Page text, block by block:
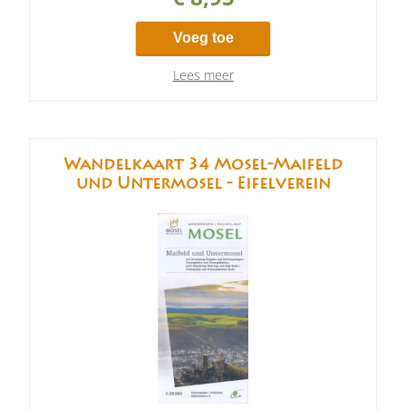
Voeg toe
Lees meer
Wandelkaart 34 Mosel-Maifeld
und Untermosel - Eifelverein